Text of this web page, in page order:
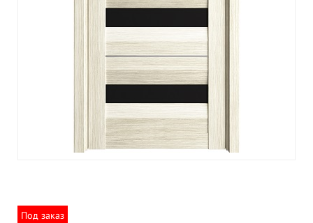
Под заказ